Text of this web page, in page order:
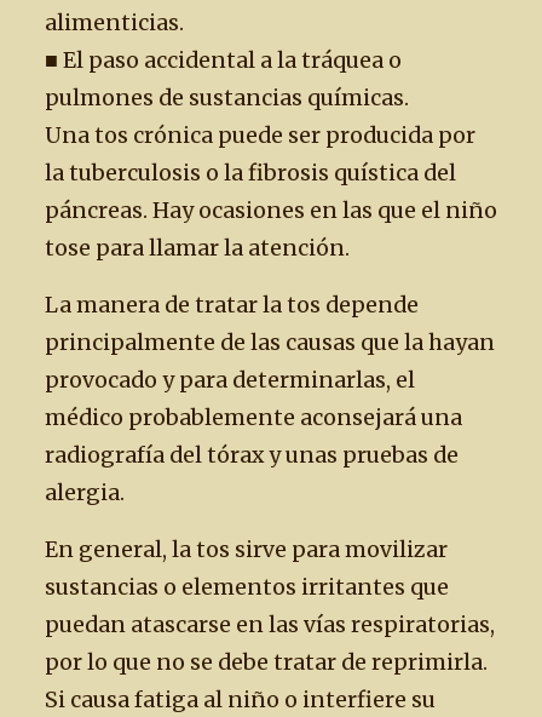
alimenticias.
■ El paso accidental a la tráquea o
pulmones de sustancias químicas.
Una tos crónica puede ser producida por
la tuberculosis o la fibrosis quística del
páncreas. Hay ocasiones en las que el niño
tose para llamar la atención.
La manera de tratar la tos depende
principalmente de las causas que la hayan
provocado y para determinarlas, el
médico probablemente aconsejará una
radiografía del tórax y unas pruebas de
alergia.
En general, la tos sirve para movilizar
sustancias o elementos irritantes que
puedan atascarse en las vías respiratorias,
por lo que no se debe tratar de reprimirla.
Si causa fatiga al niño o interfiere su